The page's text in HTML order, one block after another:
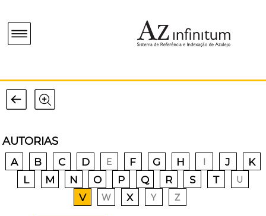
AUTORIAS
A B C D E F G H I J
K
L
M N O P Q R S T U
V W X Y Z